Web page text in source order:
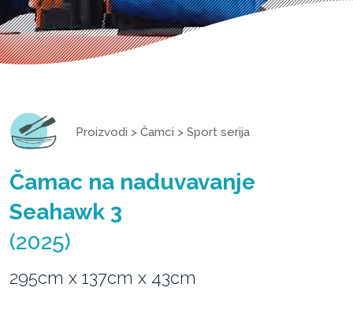
Proizvodi > Čamci > Sport serija
Čamac na naduvavanje
Seahawk 3
(2025)
295cm x 137cm x 43cm